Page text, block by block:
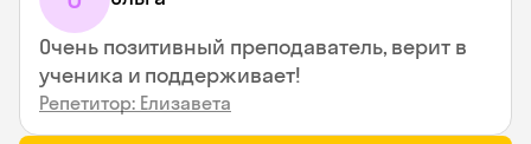
Очень позитивный преподаватель, верит в
ученика и поддерживает!
Репетитор: Елизавета